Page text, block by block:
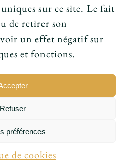
sur ce site. Le fait
de retirer son
un effet négatif sur
et fonctions.
Refuser
préférences
de cookies
tarot fonctionne ?
: un simple jeu ?
parSukellos - Agence web
Maillet